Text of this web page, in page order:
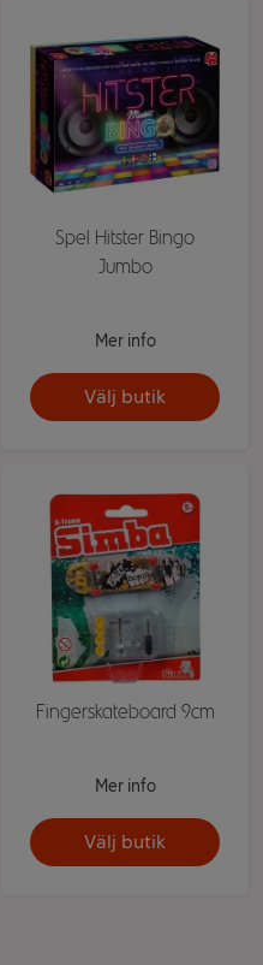
Spel Hitster Bingo
Jumbo
Mer info
Välj butik
Fingerskateboard 9cm
Mer info
Välj butik